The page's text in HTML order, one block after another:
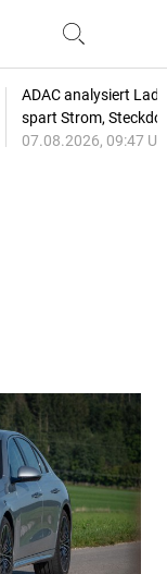
ADAC analysiert
spart Strom,
07.08.2026, 09:47